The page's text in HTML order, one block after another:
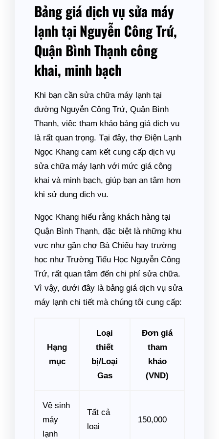
Bảng giá dịch vụ sửa máy
lạnh tại Nguyễn Công Trứ,
Quận Bình Thạnh công
khai, minh bạch
Khi bạn cần sửa chữa máy lạnh tại
đường Nguyễn Công Trứ, Quận Bình
Thạnh, việc tham khảo bảng giá dịch vụ
là rất quan trọng. Tại đây, thợ Điện Lạnh
Ngọc Khang cam kết cung cấp dịch vụ
sửa chữa máy lạnh với mức giá công
khai và minh bạch, giúp bạn an tâm hơn
khi sử dụng dịch vụ.
Ngọc Khang hiểu rằng khách hàng tại
Quận Bình Thạnh, đặc biệt là những khu
vực như gần chợ Bà Chiểu hay trường
học như Trường Tiểu Học Nguyễn Công
Trứ, rất quan tâm đến chi phí sửa chữa.
Vì vậy, dưới đây là bảng giá dịch vụ sửa
máy lạnh chi tiết mà chúng tôi cung cấp:
Hạng
mục
Loại
thiết
bị/Loại
Gas
Đơn giá
tham
khảo
(VND)
Vệ sinh
máy
lạnh
Tất cả
loại
150,000